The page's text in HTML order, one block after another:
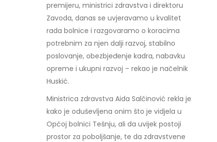
premijeru, ministrici zdravstva i direktoru
Zavoda, danas se uvjeravamo u kvalitet
rada bolnice i razgovaramo o koracima
potrebnim za njen dalji razvoj, stabilno
poslovanje, obezbjeđenje kadra, nabavku
opreme i ukupni razvoj – rekao je načelnik
Huskić.
Ministrica zdravstva Aida Salčinović rekla je
kako je oduševljena onim što je vidjela u
Općoj bolnici Tešnju, ali da uvijek postoji
prostor za poboljšanje, te da zdravstvene